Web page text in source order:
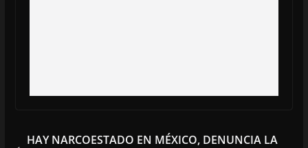
HAY NARCOESTADO EN MÉXICO, DENUNCIA LA